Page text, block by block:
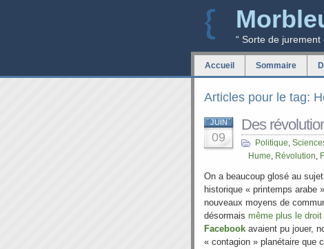
“ Sorte de
Accueil Sommaire
Articles pour le tag:
JUIN
09
Des
Politique,
Hume, Révolution,
On a beaucoup glosé au
historique « printemps arabe
nouveaux moyens de
désormais même plus le
Facebook avaient pu jouer,
« contagion » planétaire que